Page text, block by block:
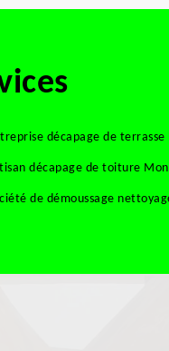
décapage de
décapage de toiture
de démoussage